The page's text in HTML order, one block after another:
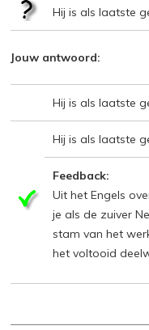
Hij is als laatste
Jouw antwoord:
Hij is als laatste
Hij is als laatste
Feedback:
Uit het Engels
je als de zuiver
stam van het
het voltooid